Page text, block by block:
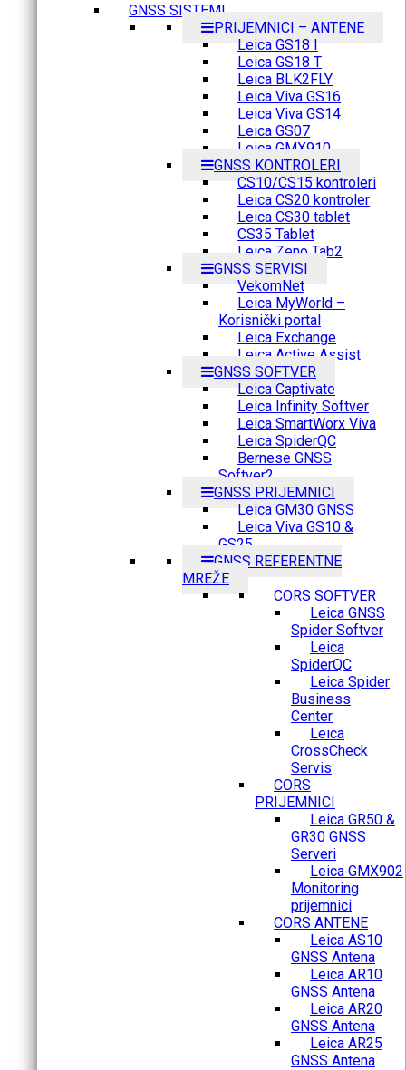
GNSS SISTEMI
PRIJEMNICI – ANTENE
Leica GS18 I
Leica GS18 T
Leica BLK2FLY
Leica Viva GS16
Leica Viva GS14
Leica GS07
Leica GMX910
GNSS KONTROLERI
CS10/CS15 kontroleri
Leica CS20 kontroler
Leica CS30 tablet
CS35 Tablet
Leica Zeno Tab2
GNSS SERVISI
VekomNet
Leica MyWorld –
Korisnički portal
Leica Exchange
Leica Active Assist
GNSS SOFTVER
Leica Captivate
Leica Infinity Softver
Leica SmartWorx Viva
Leica SpiderQC
Bernese GNSS
Softver2
GNSS PRIJEMNICI
Leica GM30 GNSS
Leica Viva GS10 &
GS25
GNSS REFERENTNE
MREŽE
CORS SOFTVER
Leica GNSS
Spider Softver
Leica
SpiderQC
Leica Spider
Business
Center
Leica
CrossCheck
Servis
CORS
PRIJEMNICI
Leica GR50 &
GR30 GNSS
Serveri
Leica GMX902
Monitoring
prijemnici
CORS ANTENE
Leica AS10
GNSS Antena
Leica AR10
GNSS Antena
Leica AR20
GNSS Antena
Leica AR25
GNSS Antena